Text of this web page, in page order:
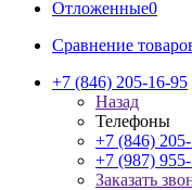
Отложенные0
Сравнение
+7 (846) 205-16-95
Назад
Телефоны
+7 (846)
+7 (987)
Заказать